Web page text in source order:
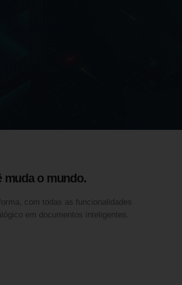
muda o mundo.
com todas as funcionalidades
em documentos inteligentes.